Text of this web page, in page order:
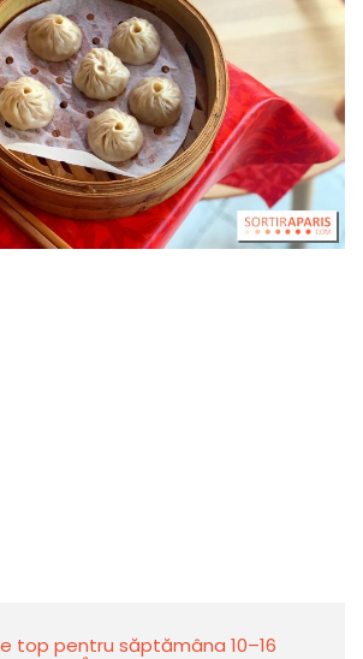
top pentru săptămâna 10–16